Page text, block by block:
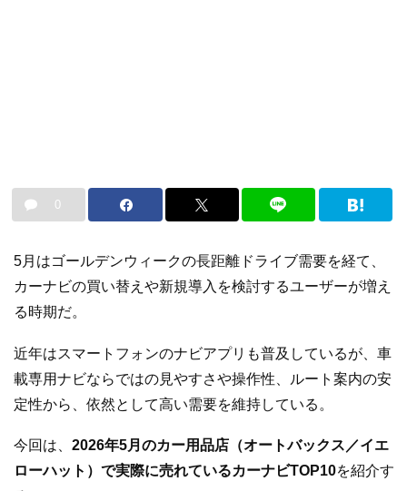
0
5月はゴールデンウィークの長距離ドライブ需要を経て、
カーナビの買い替えや新規導入を検討するユーザーが増え
る時期だ。
近年はスマートフォンのナビアプリも普及しているが、車
載専用ナビならではの見やすさや操作性、ルート案内の安
定性から、依然として高い需要を維持している。
今回は、 2026年5月のカー用品店（オートバックス／イエ
ローハット）で実際に売れているカーナビTOP10を紹介す